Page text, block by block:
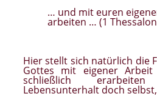
… und mit euren
arbeiten … (1
Hier stellt sich natürlich die
Gottes mit eigener
schließlich
Lebensunterhalt doch